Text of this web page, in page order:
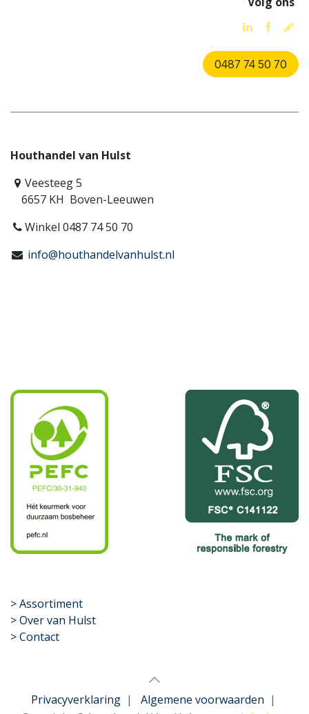
0487 74 50 70
Houthandel van Hulst
Veesteeg 5
6657 KH Boven-Leeuwen
Winkel 0487 74 50 70
info@houthandelvanhulst.nl
​>Assortiment
> Over van Hulst
> Contact
Privacyverklaring| Algemene voorwaarden |